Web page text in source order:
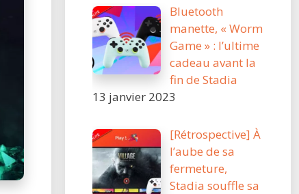
Bluetooth
manette, « Worm
Game » : l’ultime
cadeau avant la
fin de Stadia
13 janvier 2023
[Rétrospective] À
l’aube de sa
fermeture,
Stadia souffle sa